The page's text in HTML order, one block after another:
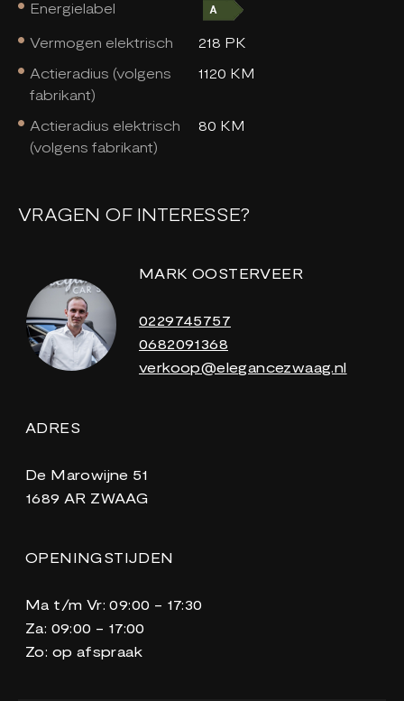
Energielabel
Vermogen elektrisch
218 PK
Actieradius (volgens
fabrikant)
1120 KM
Actieradius elektrisch
(volgens fabrikant)
80 KM
VRAGEN OF INTERESSE?
MARK OOSTERVEER
0229745757
0682091368
verkoop@elegancezwaag.nl
ADRES
De Marowijne 51
1689 AR ZWAAG
OPENINGSTIJDEN
Ma t/m Vr: 09:00 - 17:30
Za: 09:00 - 17:00
Zo: op afspraak